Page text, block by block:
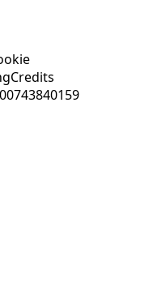
Credits